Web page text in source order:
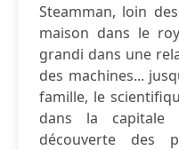
Steamman, loin
maison dans le
grandi dans une
des machines...
famille, le
dans la capitale
découverte des